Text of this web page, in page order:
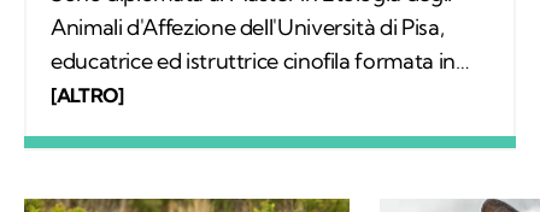
Animali d'Affezione dell'Università di Pisa,
educatrice ed istruttrice cinofila formata in
SIUA. Lavoro come consulente della relazione
"L'insostenibile tenerezza del gatto".
[ALTRO]